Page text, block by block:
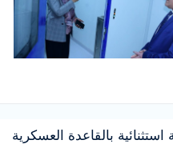
بالقاعدة العسكرية